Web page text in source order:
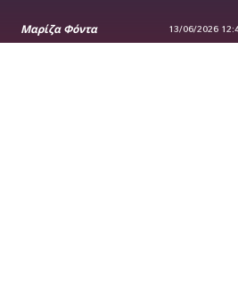
Μαρίζα Φόντα 13/06/2026